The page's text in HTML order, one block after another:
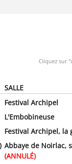
Cliquez sur
SALLE
Festival Archipel
L'Embobineuse
Festival Archipel, la
Abbaye de Noirlac,
(ANNULÉ)